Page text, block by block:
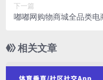
下一篇
嘟嘟网购物商城全品类
相关文章